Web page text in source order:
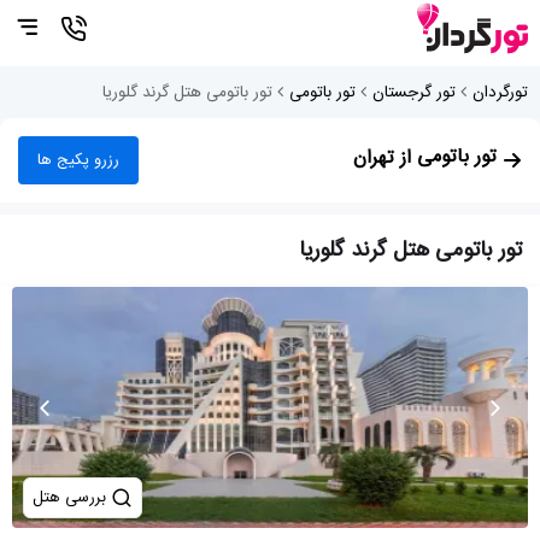
تورگردان تور گرجستان تور باتومی تور باتومی هتل گرند گلوریا
تور باتومی از تهران رزرو پکیج ها
تور باتومی هتل گرند گلوریا
بررسی هتل